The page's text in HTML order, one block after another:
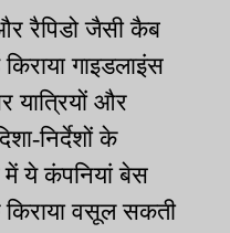
रैपिडो जैसी कैब
गाइडलाइंस
यात्रियों और
निर्देशों के
में ये कंपनियां बेस
वसूल सकती